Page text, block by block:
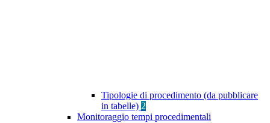
Tipologie di procedimento (da pubblicare
in tabelle) 2
Monitoraggio tempi procedimentali